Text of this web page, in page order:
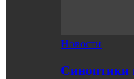
Новости
Синоптики